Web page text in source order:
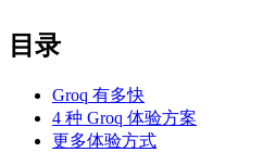
目录
Groq 有多快
4 种 Groq 体验方案
更多体验方式